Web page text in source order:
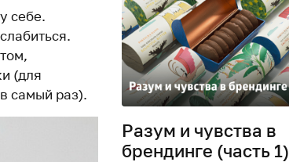
себе.
(для
самый раз).
Разум и чувства в
брендинге (часть 1)